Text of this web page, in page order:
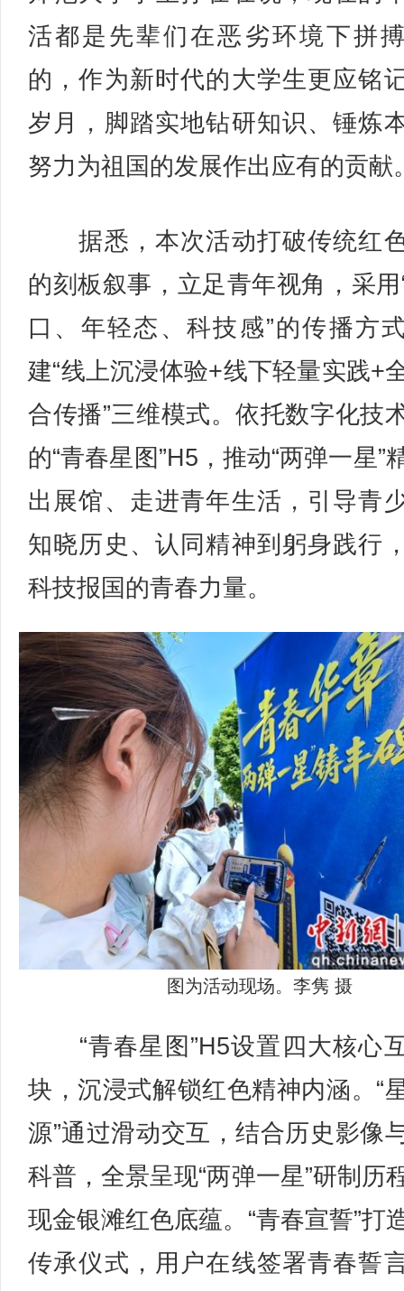
活都是先辈们在恶劣环境下拼
的，作为新时代的大学生更应铭
岁月，脚踏实地钻研知识、锤炼
努力为祖国的发展作出应有的贡献
据悉，本次活动打破传统红
的刻板叙事，立足青年视角，采用
口、年轻态、科技感”的传播方
建“线上沉浸体验+线下轻量实践+
合传播”三维模式。依托数字化技
的“青春星图”H5，推动“两弹一星”
出展馆、走进青年生活，引导青
知晓历史、认同精神到躬身践行
科技报国的青春力量。
图为活动现场。李隽 摄
“青春星图”H5设置四大核心
块，沉浸式解锁红色精神内涵。“
源”通过滑动交互，结合历史影像
科普，全景呈现“两弹一星”研制历
现金银滩红色底蕴。“青春宣誓”打
传承仪式，用户在线签署青春誓